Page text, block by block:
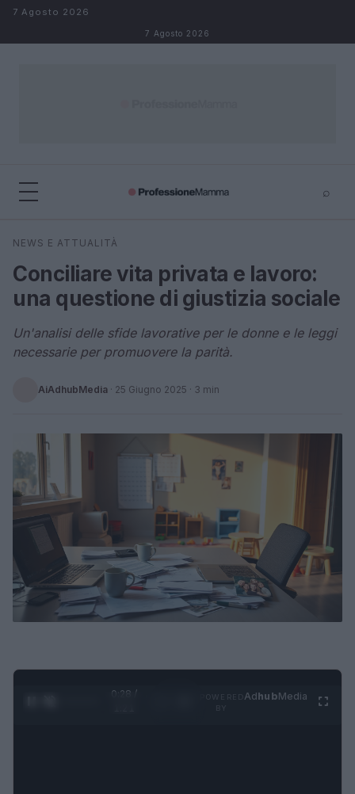
Salta al contenuto
7 Agosto 2026
7 Agosto 2026
⌕
Cerca
NEWS E ATTUALITÀ
Conciliare vita privata e lavoro:
una questione di giustizia sociale
Un'analisi delle sfide lavorative per le donne e le leggi
necessarie per promuovere la parità.
AiAdhubMedia · 25 Giugno 2025 · 3 min
0:29 /
AdhubMedia